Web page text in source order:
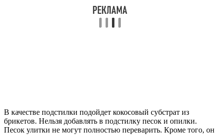
В качестве подстилки подойдет кокосовый субстрат из
брикетов. Нельзя добавлять в подстилку песок и опилки.
Песок улитки не могут полностью переварить. Кроме того, он